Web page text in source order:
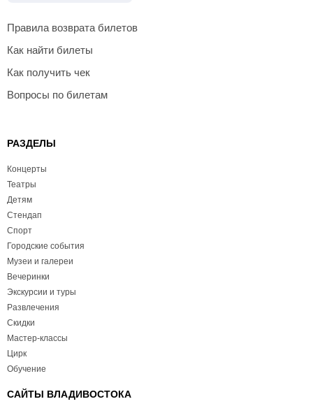
Правила возврата билетов
Как найти билеты
Как получить чек
Вопросы по билетам
РАЗДЕЛЫ
Концерты
Театры
Детям
Стендап
Спорт
Городские события
Музеи и галереи
Вечеринки
Экскурсии и туры
Развлечения
Скидки
Мастер-классы
Цирк
Обучение
САЙТЫ ВЛАДИВОСТОКА